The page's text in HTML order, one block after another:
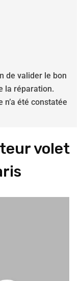
de valider le bon
la réparation.
été constatée
volet